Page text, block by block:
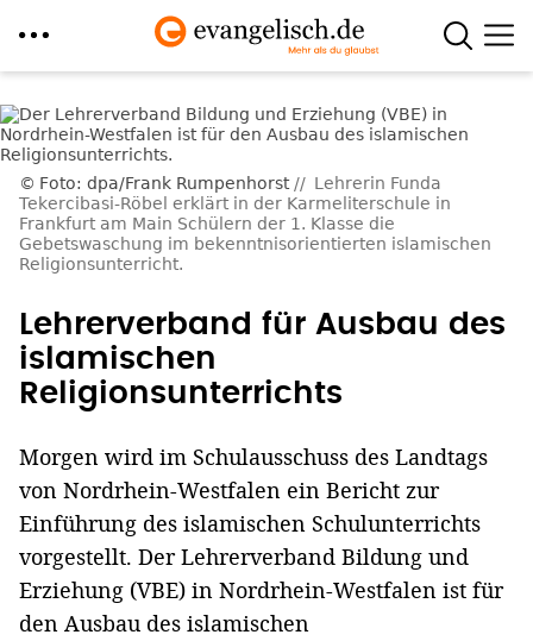
zum
Inhalt
Foto: dpa/Frank Rumpenhorst
Lehrerin Funda
Tekercibasi-Röbel erklärt in der Karmeliterschule in
Frankfurt am Main Schülern der 1. Klasse die
Gebetswaschung im bekenntnisorientierten islamischen
Religionsunterricht.
Lehrerverband für Ausbau des
islamischen
Religionsunterrichts
Morgen wird im Schulausschuss des Landtags
von Nordrhein-Westfalen ein Bericht zur
Einführung des islamischen Schulunterrichts
vorgestellt. Der Lehrerverband Bildung und
Erziehung (VBE) in Nordrhein-Westfalen ist für
den Ausbau des islamischen